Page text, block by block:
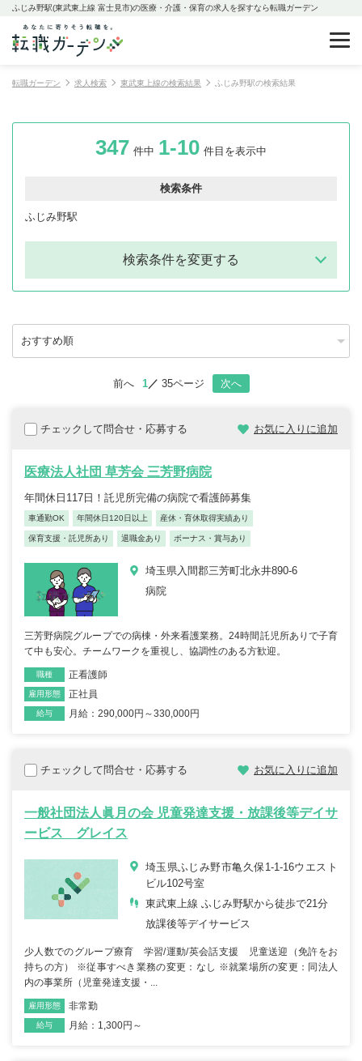
ふじみ野駅(東武東上線 富士見市)の医療・介護・保育の求人を探すなら転職ガーデン
転職ガーデン 求人検索 東武東上線の検索結果 ふじみ野駅の検索結果
347 件中 1-10 件目を表示中
検索条件
ふじみ野駅
検索条件を変更する
前へ 1 35ページ 次へ
チェックして問合せ・応募する お気に入りに追加
医療法人社団 草芳会 三芳野病院
年間休日117日！託児所完備の病院で看護師募集
車通勤OK 年間休日120日以上 産休・育休取得実績あり
保育支援・託児所あり 退職金あり ボーナス・賞与あり
埼玉県入間郡三芳町北永井890-6
病院
三芳野病院グループでの病棟・外来看護業務。24時間託児所ありで子育
て中も安心。チームワークを重視し、協調性のある方歓迎。
職種 正看護師
雇用形態 正社員
給与 月給：290,000円～330,000円
チェックして問合せ・応募する お気に入りに追加
一般社団法人眞月の会 児童発達支援・放課後等デイサ
ービス グレイス
埼玉県ふじみ野市亀久保1-1-16ウエスト
ビル102号室
東武東上線 ふじみ野駅から徒歩で21分
放課後等デイサービス
少人数でのグループ療育 学習/運動/英会話支援 児童送迎（免許をお
持ちの方） ※従事すべき業務の変更：なし ※就業場所の変更：同法人
内の事業所（児童発達支援・...
職種
雇用形態 非常勤
給与 月給：1,300円～